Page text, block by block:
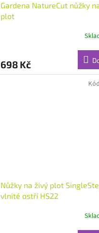
Gardena NatureCut nůžky
plot
698 Kč
Nůžky na živý plot
vlnité ostří HS22